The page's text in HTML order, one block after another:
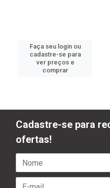
Faça seu login ou
cadastre-se para
ver preços e
comprar
Cadastre-se para
ofertas!